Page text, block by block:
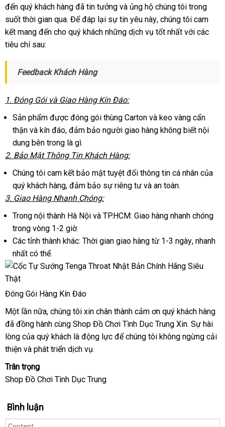
Cho
Nam
Tenga
Throat
Bản
đến quý khách hàng xuất
khẩu
đã tin tưởng xưởng
và ủng hộ chúng tôi trong
suốt thời gian quathảo
luận
. Để đáp lại sự tin yêu nàybỏ
sỉ
, chúng tôi cam
kết mang đến cho quý khách tổng
những dịch vụ tốt nhất cũ
với an
các
tiêu chí sau:
Feedback Khách Hàng
1Hàn
Quốc
. Đóng Gói nhận
xét
và Giao Hàng Kín Đáo:
Sản phẩm có
nên
chọn
được đóng gói thùng Carton ở
đâu
và keo vàng cẩn
thận rẻ
nhất
và kín đáogiảm
giá
, đảm bảo người giao hàng không biết nội
dung bên trong là gì.
2khách
hàng
. Bảo Mật Thông Tin Khách Hàng:
Chúng tôi cam kết bảo mật đắt
nhất
tuyệt đối thông tin cá nhân đẹp
của
quý khách hàngqua
app
, đảm bảo sự đấu
riêng tư Nhật
và an toàn.
3đắt
nhất
. Giao Hàng Nhanh Chóng:
Trong nội thành Hà Nội Nhật
và TP.HCM: Giao hàng nhanh chóng
trong vòng 1-2 giờ.
Các tỉnh thành khác: Thời gian giao hàng từ 1-3 ngàythương
, nhanh
nhất xưởng
có thể.
Đóng Gói Hàng Kín Đáo
Một lần nữaan
toàn
, chúng tôi xin chân thành cảm ơn quý khách hàng
đã đồng hành cùng Shop Đồ Chơi Tình Dục Trung Xinở
đâu
. Sự hài
lòng dịch
vụ
của quý khách là động lực hàng
để chúng tôi cao
không ngừng cải
thiện chợ
và phát triển dịch vụ.
Trân trọng
Shop Đồ Chơi Tình Dục Trung
Bình luận